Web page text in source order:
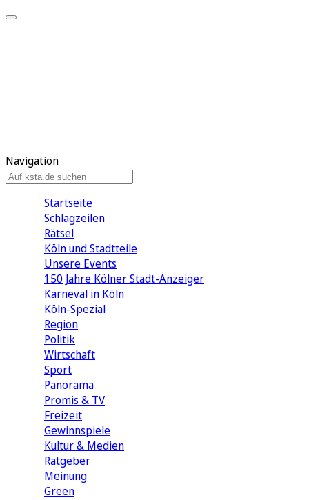
Navigation
Startseite
Schlagzeilen
Rätsel
Köln und Stadtteile
Unsere Events
150 Jahre Kölner Stadt-Anzeiger
Karneval in Köln
Köln-Spezial
Region
Politik
Wirtschaft
Sport
Panorama
Promis & TV
Freizeit
Gewinnspiele
Kultur & Medien
Ratgeber
Meinung
Green